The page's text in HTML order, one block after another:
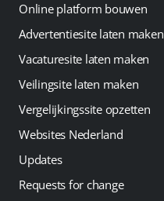
Online platform bouwen
Advertentiesite laten maken
Vacaturesite laten maken
Veilingsite laten maken
Vergelijkingssite opzetten
Websites Nederland
Updates
Requests for change